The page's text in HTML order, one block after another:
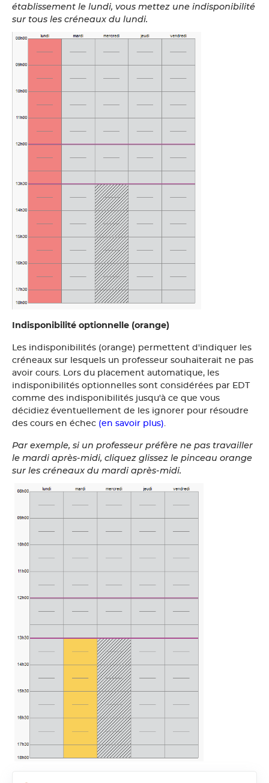
établissement le lundi, vous mettez une indisponibilité
sur tous les créneaux du lundi.
Indisponibilité optionnelle (orange)
Les indisponibilités (orange) permettent d'indiquer les
créneaux sur lesquels un professeur souhaiterait ne pas
avoir cours. Lors du placement automatique, les
indisponibilités optionnelles sont considérées par EDT
comme des indisponibilités jusqu'à ce que vous
décidiez éventuellement de les ignorer pour résoudre
des cours en échec (en savoir plus).
Par exemple, si un professeur préfère ne pas travailler
le mardi après-midi, cliquez glissez le pinceau orange
sur les créneaux du mardi après-midi.